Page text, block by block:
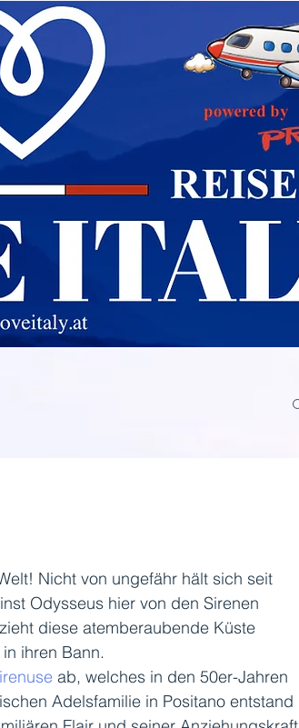
Nicht von ungefähr hält sich seit
Odysseus hier von den Sirenen
diese atemberaubende Küste
ihren Bann.
ab, welches in den 50er-Jahren
Adelsfamilie in Positano entstand